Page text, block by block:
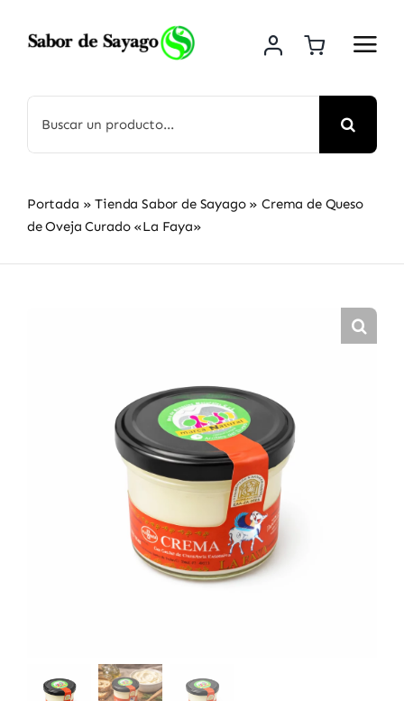
Portada »Tienda Sabor de Sayago»Crema de Queso
de Oveja Curado «La Faya»